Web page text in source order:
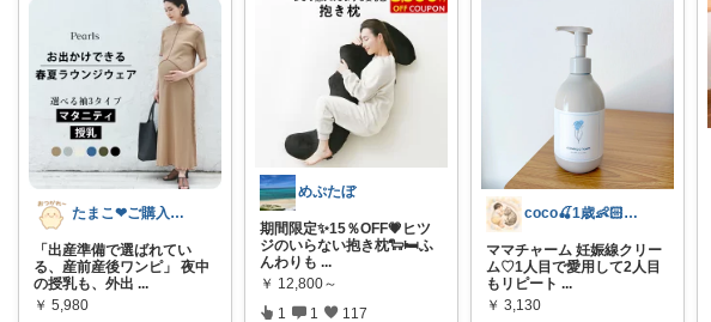
たまこ❤ご購入感謝！
「出産準備で選ばれてい
る、産前産後ワンピ」 夜中
の授乳も、外出 ...
￥ 5,980
めぷたぼ
期間限定✨15％OFF💗ヒツ
ジのいらない抱き枕🐑🛏️ふ
んわりも ...
￥ 12,800～
1 1 117
coco🍒1歳👶🏻5歳🐈
ママチャーム 妊娠線クリー
ム♡1人目で愛用して2人目
もリピート ...
￥ 3,130